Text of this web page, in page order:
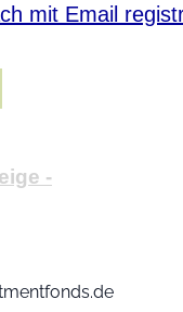
mit Email
-